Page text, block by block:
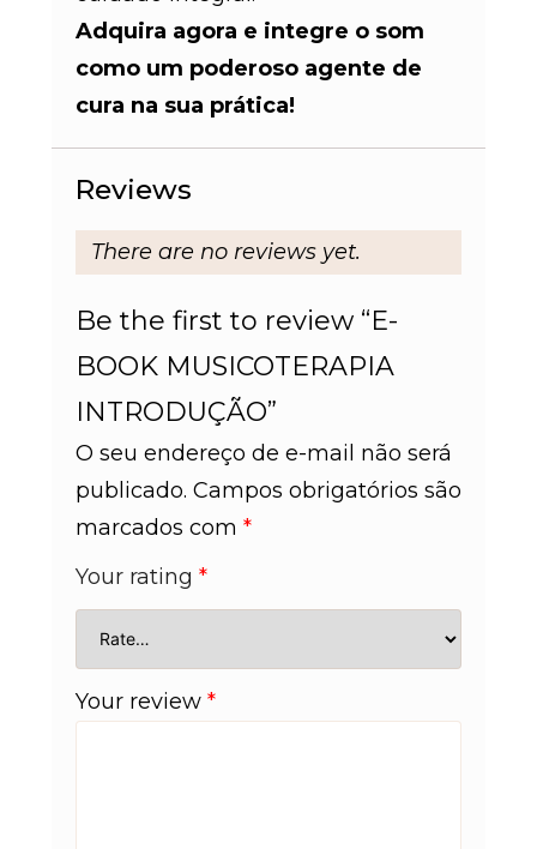
Adquira agora e integre o som
como um poderoso agente de
cura na sua prática!
Reviews
There are no reviews yet.
Be the first to review “E-
BOOK MUSICOTERAPIA
INTRODUÇÃO”
O seu endereço de e-mail não será
publicado. Campos obrigatórios são
marcados com *
Your rating *
Your review *